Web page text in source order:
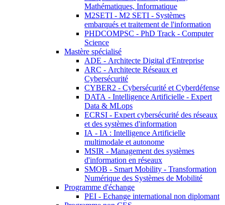
Mathématiques, Informatique
M2SETI - M2 SETI - Systèmes
embarqués et traitement de l'information
PHDCOMPSC - PhD Track - Computer
Science
Mastère spécialisé
ADE - Architecte Digital d'Entreprise
ARC - Architecte Réseaux et
Cybersécurité
CYBER2 - Cybersécurité et Cyberdéfense
DATA - Intelligence Artificielle - Expert
Data & MLops
ECRSI - Expert cybersécurité des réseaux
et des systèmes d'information
IA - IA : Intelligence Artificielle
multimodale et autonome
MSIR - Management des systèmes
d'information en réseaux
SMOB - Smart Mobility - Transformation
Numérique des Systèmes de Mobilité
Programme d'échange
PEI - Echange international non diplomant